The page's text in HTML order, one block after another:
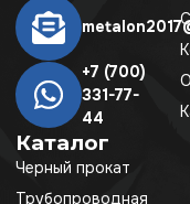
+7 (700)
331-77-
44
Каталог
Черный прокат
Трубопроводная